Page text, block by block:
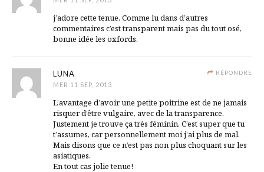
j’adore cette tenue. Comme lu dans d’autres
commentaires c’est transparent mais pas du tout osé,
bonne idée les oxfords.
RÉPONDRE
LUNA
MER 11 SEP, 2013
L’avantage d’avoir une petite poitrine est de ne jamais
risquer d’être vulgaire, avec de la transparence.
Justement je trouve ça très féminin. C’est super que tu
t’assumes, car personnellement moi j’ai plus de mal.
Mais disons que ce n’est pas non plus choquant sur les
asiatiques.
En tout cas jolie tenue!